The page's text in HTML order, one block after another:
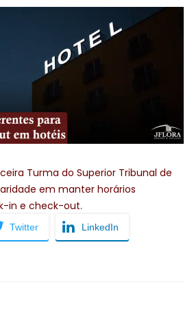
Turma do Superior Tribunal de
em manter horários
in e check-out.
Twitter LinkedIn